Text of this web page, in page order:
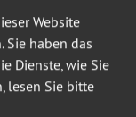
vor Ort seit
und das
und Wasser
Website
Sie haben das
Dienste, wie Sie
lesen Sie bitte